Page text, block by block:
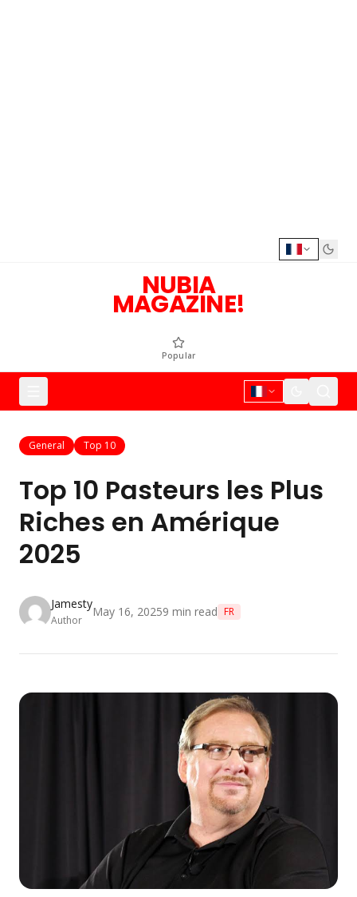
NUBIA
MAGAZINE!
Popular
General Top 10
Top 10 Pasteurs les Plus
Riches en Amérique
2025
Jamesty
Author
May 16, 20259 min read FR